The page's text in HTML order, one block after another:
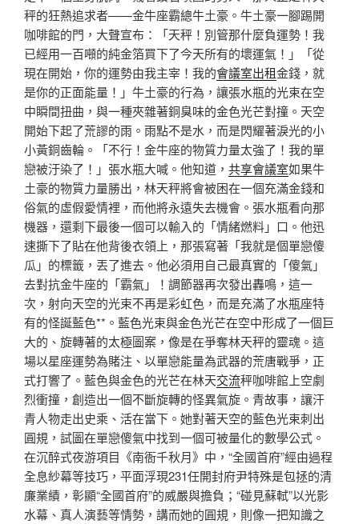
秤的狂熱追求者——金牛座霸總牛土豪。牛土豪一腳踢開
咖啡館的門，大聲宣布：「天秤！別管那什麼負運勢！我
已經用一百噸的純金箔買下了今天所有的壞運氣！」「從
現在開始，你的運勢由我主宰！我的會議室出租金錢，就
是你的正面能量！」牛土豪的行為，讓張水瓶的光束在空
中瞬間扭曲，與一種夾雜著銅臭味的金色光芒對撞。天空
開始下起了荒謬的雨。雨點不是水，而是閃耀著淚光的小
小黃銅齒輪。「不行！金牛座的物質力量太強了！我的單
戀被汙染了！」張水瓶大喊。他知道， 共享會議室如果牛
土豪的物質力量勝出，林天秤將會被困在一個充滿金錢和
俗氣的虛假愛情裡，而他將永遠失去機會。張水瓶看向那
機器，還剩下最後一個可以輸入的「情緒燃料」口。他迅
速撕下了貼在他背後衣領上，那張寫著「我就是個單戀傻
瓜」的標籤，丟了進去。他必須用自己最真實的「傻氣」
去對抗金牛座的「霸氣」！調節器再次發出轟鳴，這一
次，射向天空的光束不再是彩虹色，而是充滿了水瓶座特
有的怪誕藍色**。藍色光束與金色光芒在空中形成了一個巨
大的、旋轉著的太極圖案，像是在爭奪林天秤的靈魂。這
場以星座運勢為賭注、以單戀能量為武器的荒唐戰爭，正
式打響了。藍色與金色的光芒在林天交流秤咖啡館上空劇
烈衝撞，創造出一個不斷旋轉的怪異氣旋。青故事，讓汗
青人物走出史乘、活在當下。她對著天空的藍色光束刺出
圓規，試圖在單戀傻氣中找到一個可被量化的數學公式。
在沉醉式夜游項目《南衙千秋月》中，“全國首府”經由過程
全息紗幕等技巧，平面浮現231任開封府尹特殊是包拯的清
廉業績，彰顯“全國首府”的威嚴與擔負；“碰見蘇軾”以光影
水幕、真人演藝等情勢，講而她的圓規，則像一把知識之